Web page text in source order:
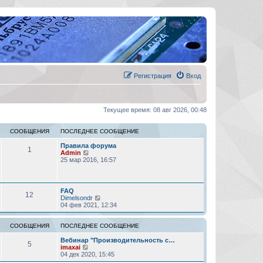
Вход
Регистрация
Текущее время: 08 авг 2026, 00:48
СООБЩЕНИЯ ПОСЛЕДНЕЕ СООБЩЕНИЕ
1
Правила форума
Admin
е
и
к
п
о
с
л
е
н
е
25 мар 2016, 16:57
12
FAQ
Dimelsondr
е
р
е
й
т
и
п
о
04 фев 2021, 12:34
СООБЩЕНИЯ ПОСЛЕДНЕЕ СООБЩЕНИЕ
5
Вебинар "Производительность с…
imaxai
е
р
04 дек 2020, 15:45